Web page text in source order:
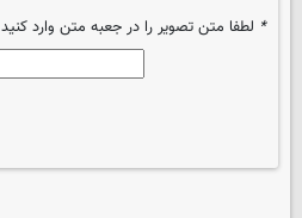
* لطفا متن تصویر را در جعبه متن وارد کنید